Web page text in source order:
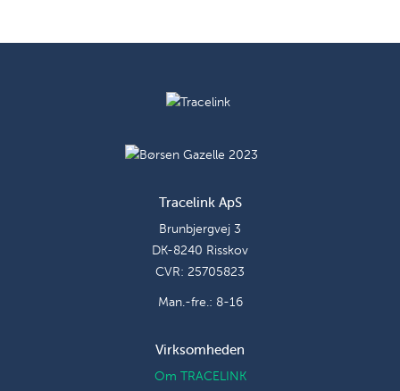
Tracelink ApS
Brunbjergvej 3
DK-8240 Risskov
CVR: 25705823
Man.-fre.: 8-16
Virksomheden
Om TRACELINK